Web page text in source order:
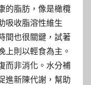
的脂肪，像是橄欖
吸收脂溶性維生
間也很關鍵，試著
上則以輕食為主。
而非消化。水分補
進新陳代謝，幫助